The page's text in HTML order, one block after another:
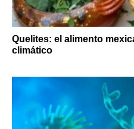
Quelites: el alimento
climático